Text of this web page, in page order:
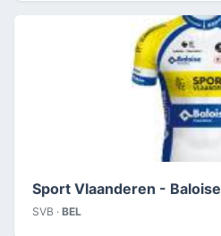
Sport Vlaanderen - Baloise
SVB · BEL